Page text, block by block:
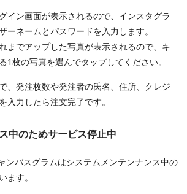
イン画面が表示されるので、インスタグラ
ーネームとパスワードを入力します。
までアップした写真が表示されるので、キ
1枚の写真を選んでタップしてください。
、発注枚数や発注者の氏名、住所、クレジ
入力したら注文完了です。
中のためサービス停止中
ンバスグラムはシステムメンテンナンス中の
ます。